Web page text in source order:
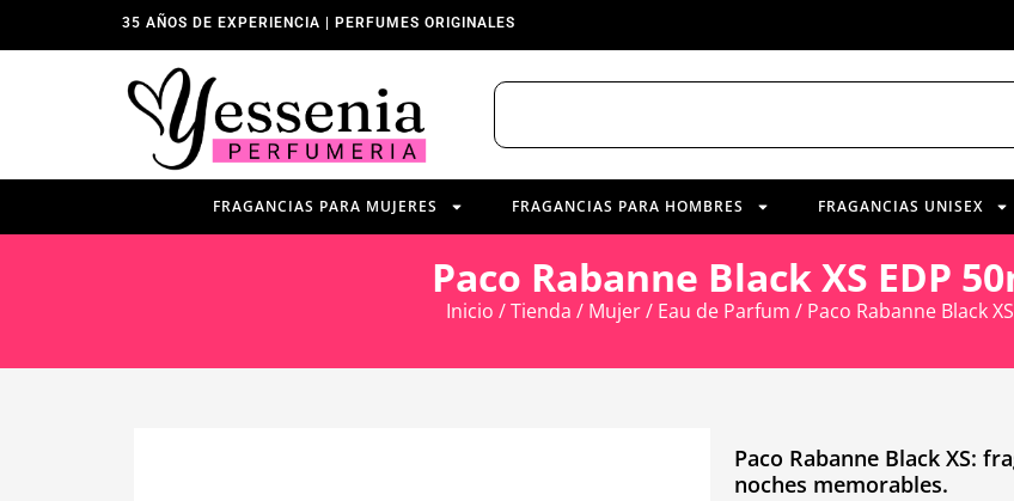
35 AÑOS DE EXPERIENCIA | PERFUMES ORIGINALES
FRAGANCIAS PARA MUJERES FRAGANCIAS PARA HOMBRES FRAGANCIAS UNISEX
Paco Rabanne Black XS EDP
Inicio /Tienda / Mujer/ Eau de Parfum / Paco Rabanne Black
Paco Rabanne Black XS:
noches memorables.